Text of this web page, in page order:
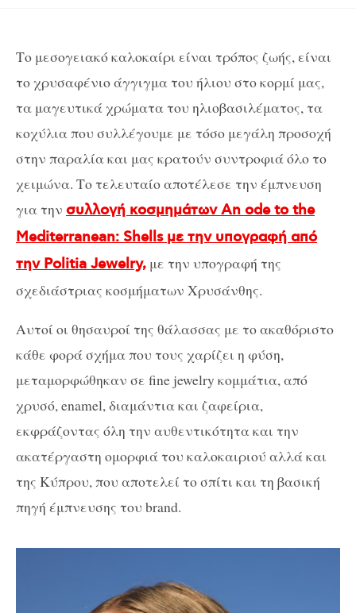
Το μεσογειακό καλοκαίρι είναι τρόπος ζωής, είναι
το χρυσαφένιο άγγιγμα του ήλιου στο κορμί μας,
τα μαγευτικά χρώματα του ηλιοβασιλέματος, τα
κοχύλια που συλλέγουμε με τόσο μεγάλη προσοχή
στην παραλία και μας κρατούν συντροφιά όλο το
χειμώνα. Το τελευταίο αποτέλεσε την έμπνευση
για την συλλογή κοσμημάτων An ode to the
Mediterranean: Shells με την υπογραφή από
την Politia Jewelry, με την υπογραφή της
σχεδιάστριας κοσμήματων Χρυσάνθης.
Αυτοί οι θησαυροί της θάλασσας με το ακαθόριστο
κάθε φορά σχήμα που τους χαρίζει η φύση,
μεταμορφώθηκαν σε fine jewelry κομμάτια, από
χρυσό, enamel, διαμάντια και ζαφείρια,
εκφράζοντας όλη την αυθεντικότητα και την
ακατέργαστη ομορφιά του καλοκαιριού αλλά και
της Κύπρου, που αποτελεί το σπίτι και τη βασική
πηγή έμπνευσης του brand.